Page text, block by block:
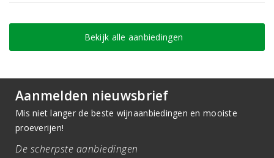
Bekijk alle aanbiedingen
Aanmelden nieuwsbrief
Mis niet langer de beste wijnaanbiedingen en mooiste
proeverijen!
De scherpste aanbiedingen